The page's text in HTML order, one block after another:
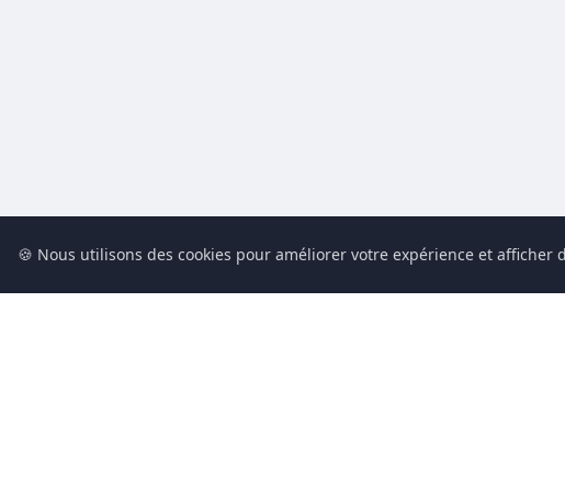
🍪 Nous utilisons des cookies pour améliorer votre expérience et afficher